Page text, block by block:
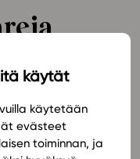
käytät
käytetään
evästeet
toiminnan, ja
myös paljon lisää
pariin. Haluamme
kaipaavia